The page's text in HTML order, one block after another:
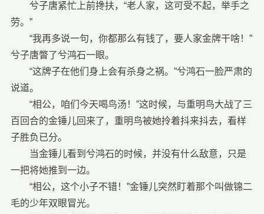
兮子唐紧忙上前搀扶，“老人家，这可受不起，举手之
劳。”
“我再多说一句，你都那么有钱了，要人家金牌干啥！”
兮子唐瞥了兮鸿石一眼。
“这牌子在他们身上会有杀身之祸。”兮鸿石一脸严肃的
说道。
“相公，咱们今天喝鸟汤！”这时候，与重明鸟大战了三
百回合的金锤儿回来了，重明鸟被她拎着抖来抖去，看样
子胜负已分。
当金锤儿看到兮鸿石的时候，并没有什么敌意，只是
一把将她推到一边。
“相公，这个小子不错！”金锤儿突然盯着那个叫做锦二
毛的少年双眼冒光。